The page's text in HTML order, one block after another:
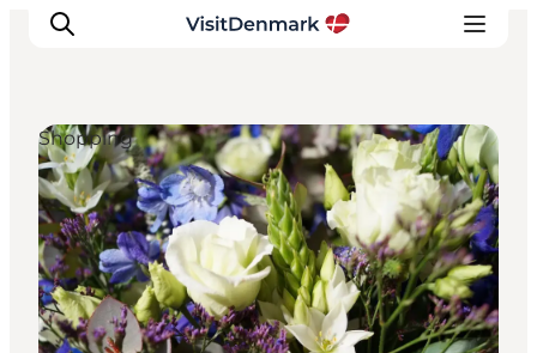
Inspiration
Regionen
Erlebnisse
Unterkünfte
Reiseplanung
Shopping